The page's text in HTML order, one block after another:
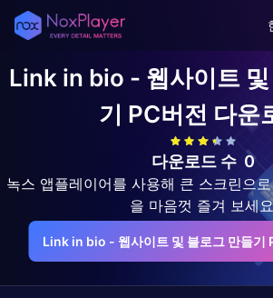
Link in bio - 웹사이트 및
기 PC버전 다운
다운로드 수 0
녹스 앱플레이어를 사용해 큰 스크린으
을 마음껏 즐겨 보세
Link in bio - 웹사이트 및 블로그 만들기